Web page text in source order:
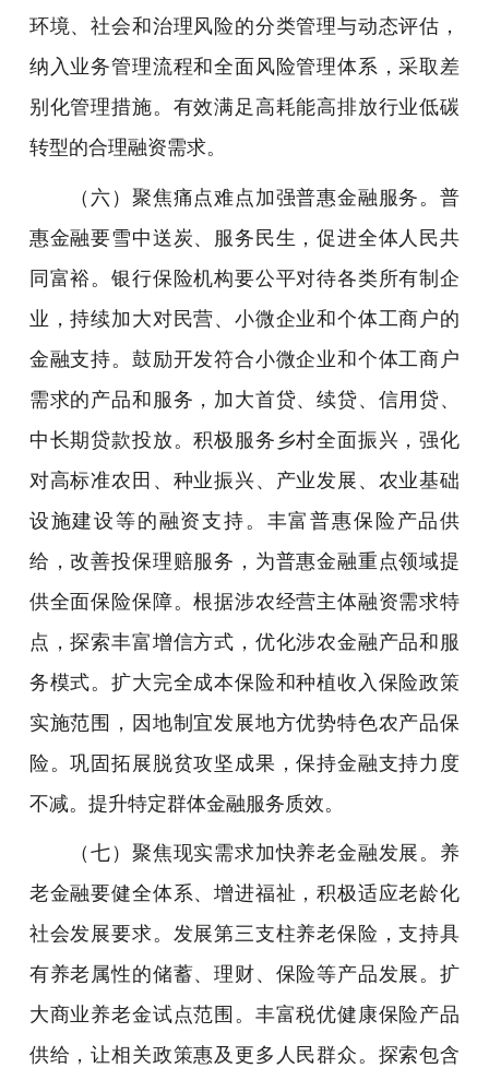
环境、社会和治理风险的分类管理与动态评估，
纳入业务管理流程和全面风险管理体系，采取差
别化管理措施。有效满足高耗能高排放行业低碳
转型的合理融资需求。
（六）聚焦痛点难点加强普惠金融服务。普
惠金融要雪中送炭、服务民生，促进全体人民共
同富裕。银行保险机构要公平对待各类所有制企
业，持续加大对民营、小微企业和个体工商户的
金融支持。鼓励开发符合小微企业和个体工商户
需求的产品和服务，加大首贷、续贷、信用贷、
中长期贷款投放。积极服务乡村全面振兴，强化
对高标准农田、种业振兴、产业发展、农业基础
设施建设等的融资支持。丰富普惠保险产品供
给，改善投保理赔服务，为普惠金融重点领域提
供全面保险保障。根据涉农经营主体融资需求特
点，探索丰富增信方式，优化涉农金融产品和服
务模式。扩大完全成本保险和种植收入保险政策
实施范围，因地制宜发展地方优势特色农产品保
险。巩固拓展脱贫攻坚成果，保持金融支持力度
不减。提升特定群体金融服务质效。
（七）聚焦现实需求加快养老金融发展。养
老金融要健全体系、增进福祉，积极适应老龄化
社会发展要求。发展第三支柱养老保险，支持具
有养老属性的储蓄、理财、保险等产品发展。扩
大商业养老金试点范围。丰富税优健康保险产品
供给，让相关政策惠及更多人民群众。探索包含